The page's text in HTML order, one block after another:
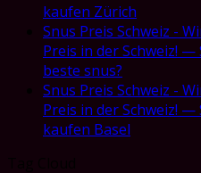
kaufen Zürich
Snus Preis Schweiz -
Preis in der Schweiz!
beste snus?
Snus Preis Schweiz -
Preis in der Schweiz!
kaufen Basel